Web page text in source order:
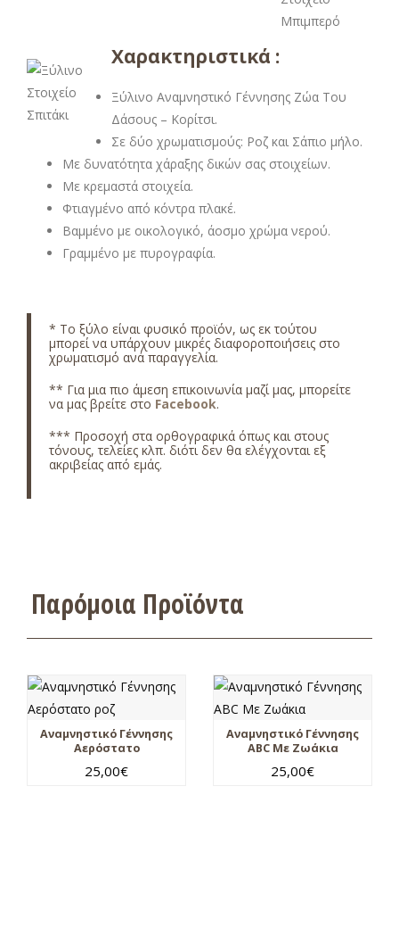
Χαρακτηριστικά :
Ξύλινο Αναμνηστικό Γέννησης Ζώα Του
Δάσους – Κορίτσι.
Σε δύο χρωματισμούς: Ροζ και Σάπιο μήλο.
Με δυνατότητα χάραξης δικών σας στοιχείων.
Με κρεμαστά στοιχεία.
Φτιαγμένο από κόντρα πλακέ.
Βαμμένο με οικολογικό, άοσμο χρώμα νερού.
Γραμμένο με πυρογραφία.
* Το ξύλο είναι φυσικό προϊόν, ως εκ τούτου
μπορεί να υπάρχουν μικρές διαφοροποιήσεις στο
χρωματισμό ανά παραγγελία.
** Για μια πιο άμεση επικοινωνία μαζί μας, μπορείτε
να μας βρείτε στο Facebook.
*** Προσοχή στα ορθογραφικά όπως και στους
τόνους, τελείες κλπ. διότι δεν θα ελέγχονται εξ
ακριβείας από εμάς.
Παρόμοια Προϊόντα
Αναμνηστικό Γέννησης
Αερόστατο
25,00€
Αναμνηστικό Γέννησης
ABC Με Ζωάκια
25,00€